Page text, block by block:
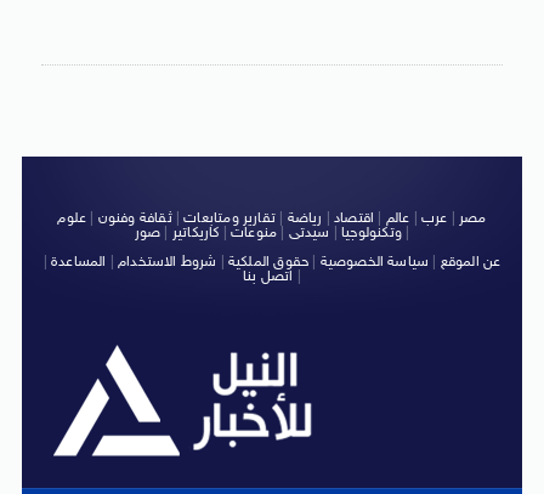
مصر عرب عالم اقتصاد رياضة |تقارير ومتابعات|ثقافة وفنون
علوم
وتكنولوجيا| سيدتى منوعات كاريكاتير صور
|
عن الموقع
سياسة الخصوصية حقوق الملكية شروط الاستخدام| المساعدة|
اتصل بنا